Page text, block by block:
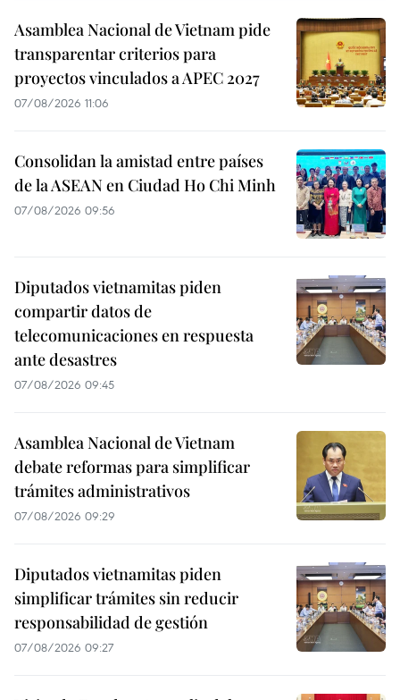
Asamblea Nacional de Vietnam pide
transparentar criterios para
proyectos vinculados a APEC 2027
07/08/2026 11:06
Consolidan la amistad entre países
de la ASEAN en Ciudad Ho Chi Minh
07/08/2026 09:56
Diputados vietnamitas piden
compartir datos de
telecomunicaciones en respuesta
ante desastres
07/08/2026 09:45
Asamblea Nacional de Vietnam
debate reformas para simplificar
trámites administrativos
07/08/2026 09:29
Diputados vietnamitas piden
simplificar trámites sin reducir
responsabilidad de gestión
07/08/2026 09:27